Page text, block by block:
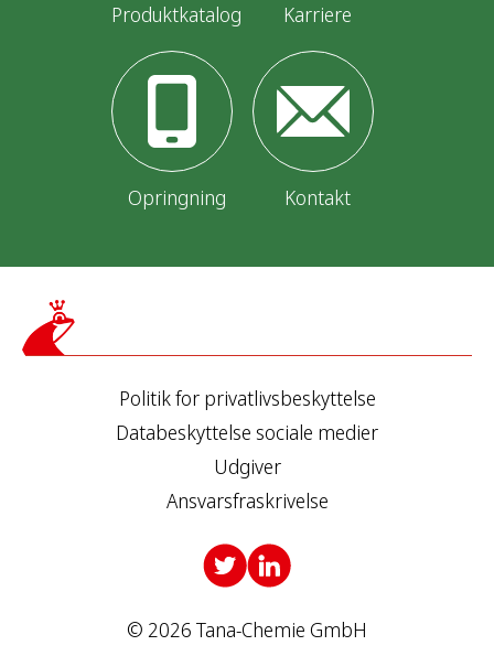
Produktkatalog Karriere
Opringning Kontakt
© 2026 Tana-Chemie GmbH
Politik for privatlivsbeskyttelse
Databeskyttelse sociale medier
Udgiver
Ansvarsfraskrivelse